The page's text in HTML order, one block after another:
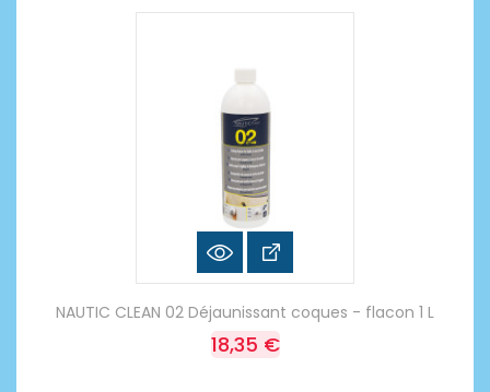
NAUTIC CLEAN 02 Déjaunissant coques - flacon 1 L
18,35 €